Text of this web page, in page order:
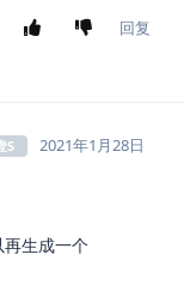
回复
S 2021年1月28日
生成一个